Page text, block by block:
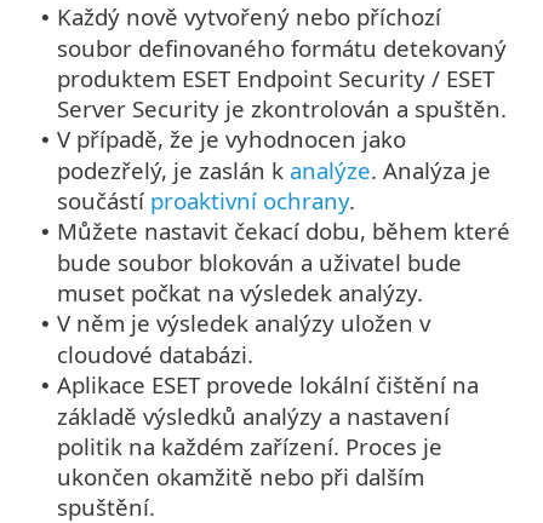
• Každý nově vytvořený nebo příchozí
soubor definovaného formátu detekovaný
produktem ESET Endpoint Security / ESET
Server Security je zkontrolován a spuštěn.
• V případě, že je vyhodnocen jako
podezřelý, je zaslán k analýze. Analýza je
součástí proaktivní ochrany.
• Můžete nastavit čekací dobu, během které
bude soubor blokován a uživatel bude
muset počkat na výsledek analýzy.
• V něm je výsledek analýzy uložen v
cloudové databázi.
• Aplikace ESET provede lokální čištění na
základě výsledků analýzy a nastavení
politik na každém zařízení. Proces je
ukončen okamžitě nebo při dalším
spuštění.